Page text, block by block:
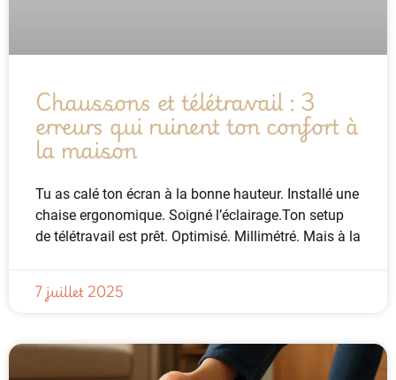
Chaussons et télétravail : 3
erreurs qui ruinent ton confort à
la maison
Tu as calé ton écran à la bonne hauteur. Installé une
chaise ergonomique. Soigné l’éclairage.Ton setup
de télétravail est prêt. Optimisé. Millimétré. Mais à la
7 juillet 2025